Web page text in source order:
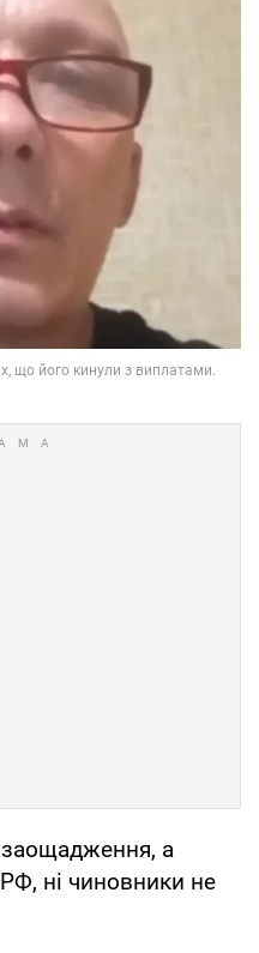
заощадження, а
ні чиновники не